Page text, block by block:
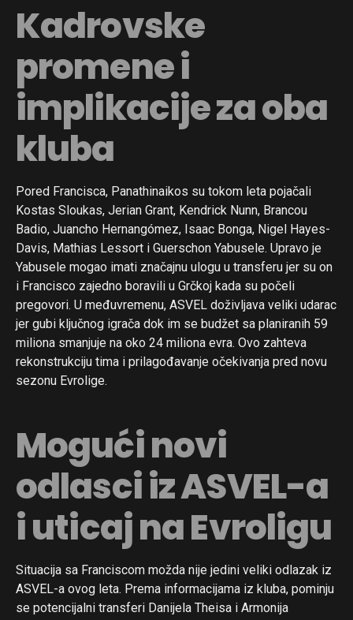
Kadrovske
promene i
implikacije za oba
kluba
Pored Francisca, Panathinaikos su tokom leta pojačali
Kostas Sloukas, Jerian Grant, Kendrick Nunn, Brancou
Badio, Juancho Hernangómez, Isaac Bonga, Nigel Hayes-
Davis, Mathias Lessort i Guerschon Yabusele. Upravo je
Yabusele mogao imati značajnu ulogu u transferu jer su on
i Francisco zajedno boravili u Grčkoj kada su počeli
pregovori. U međuvremenu, ASVEL doživljava veliki udarac
jer gubi ključnog igrača dok im se budžet sa planiranih 59
miliona smanjuje na oko 24 miliona evra. Ovo zahteva
rekonstrukciju tima i prilagođavanje očekivanja pred novu
sezonu Evrolige.
Mogući novi
odlasci iz ASVEL-a
i uticaj na Evroligu
Situacija sa Franciscom možda nije jedini veliki odlazak iz
ASVEL-a ovog leta. Prema informacijama iz kluba, pominju
se potencijalni transferi Danijela Theisa i Armonija